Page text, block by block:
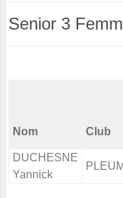
Senior 3
Nom Club
DUCHESNE
Yannick